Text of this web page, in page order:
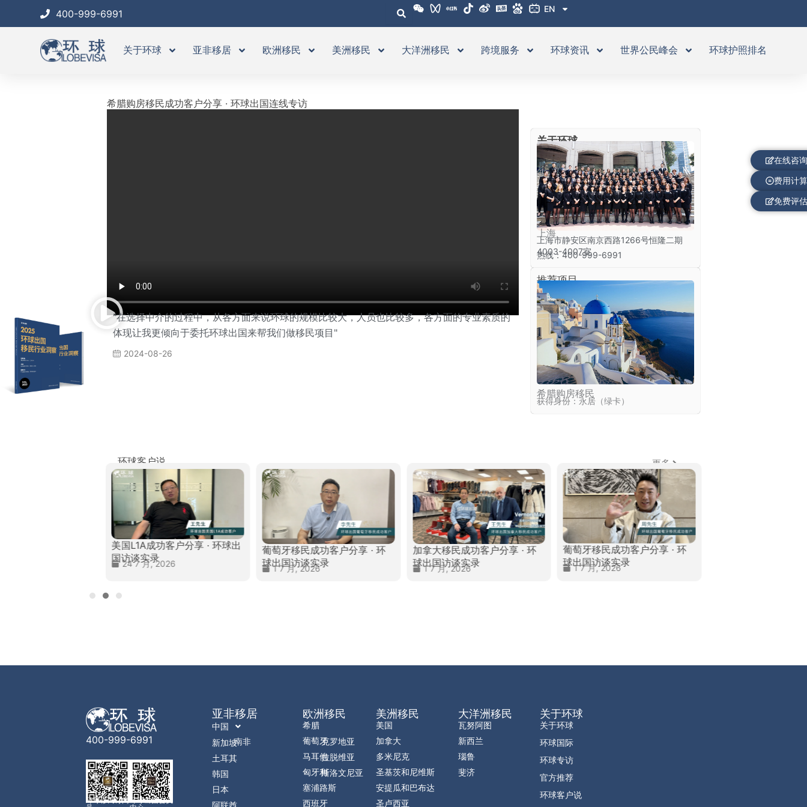
400-999-6991 EN
关于环球 亚非移居 欧洲移民 美洲移民 大洋洲移民 跨境服务 环球资讯 世界公民峰会 环球护照排名
希腊购房移民成功客户分享 · 环球出国连线专访
"在选择中介的过程中，从各方面来说环球的规模比较大，人员也比较多，各方面的专业素质的
体现让我更倾向于委托环球出国来帮我们做移民项目"
2024-08-26
关于环球
上海
上海市静安区南京西路1266号恒隆二期
4003-4007室
热线：400-999-6991
推荐项目
希腊购房移民
获得身份：永居（绿卡）
环球客户说 更多
美国L1A成功客户分享 · 环球出
国访谈实录
24 7 月, 2026
葡萄牙移民成功客户分享 · 环
球出国访谈实录
1 7 月, 2026
加拿大移民成功客户分享 · 环
球出国访谈实录
1 7 月, 2026
葡萄牙移民成功客户分享 · 环
球出国访谈实录
1 7 月, 2026
在线咨询
费用计算
免费评估
400-999-6991
环球移民订阅 环球出国会员
亚非移居
中国
新加坡
土耳其
韩国
日本
阿联酋
南非
欧洲移民
希腊
葡萄牙
马耳他
匈牙利
塞浦路斯
西班牙
克罗地亚
拉脱维亚
斯洛文尼亚
美洲移民
美国
加拿大
多米尼克
圣基茨和尼维斯
安提瓜和巴布达
圣卢西亚
大洋洲移民
瓦努阿图
新西兰
瑙鲁
斐济
关于环球
关于环球
环球国际
环球专访
官方推荐
环球客户说